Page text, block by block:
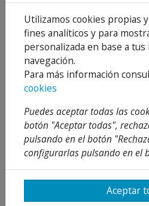
¡Este producto no tiene
Utilizamos cookies propias
fines analíticos y para
personalizada en base a
navegación.
Para más información
cookies
Puedes aceptar todas las
botón "Aceptar todas",
pulsando en el botón
configurarlas pulsando en el
Aceptar